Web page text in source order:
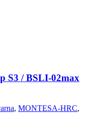
S3 / BSLI-02max
, MONTESA-HRC,